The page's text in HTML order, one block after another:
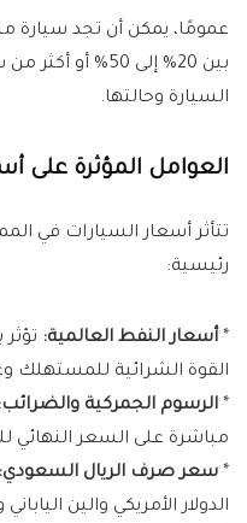
عمومًا، يمكن أن تجد سيارة
بين 20% إلى
السيارة وحالتها.
العوامل المؤثرة على
تتأثر أسعار السيارات في
رئيسية:
* أسعار النفط العالمية:
القوة الشرائية للمستهلك
* الرسوم الجمركية والضرائب:
مباشرة على السعر النهائي
* سعر صرف الريال السعودي:
الدولار الأمريكي والين